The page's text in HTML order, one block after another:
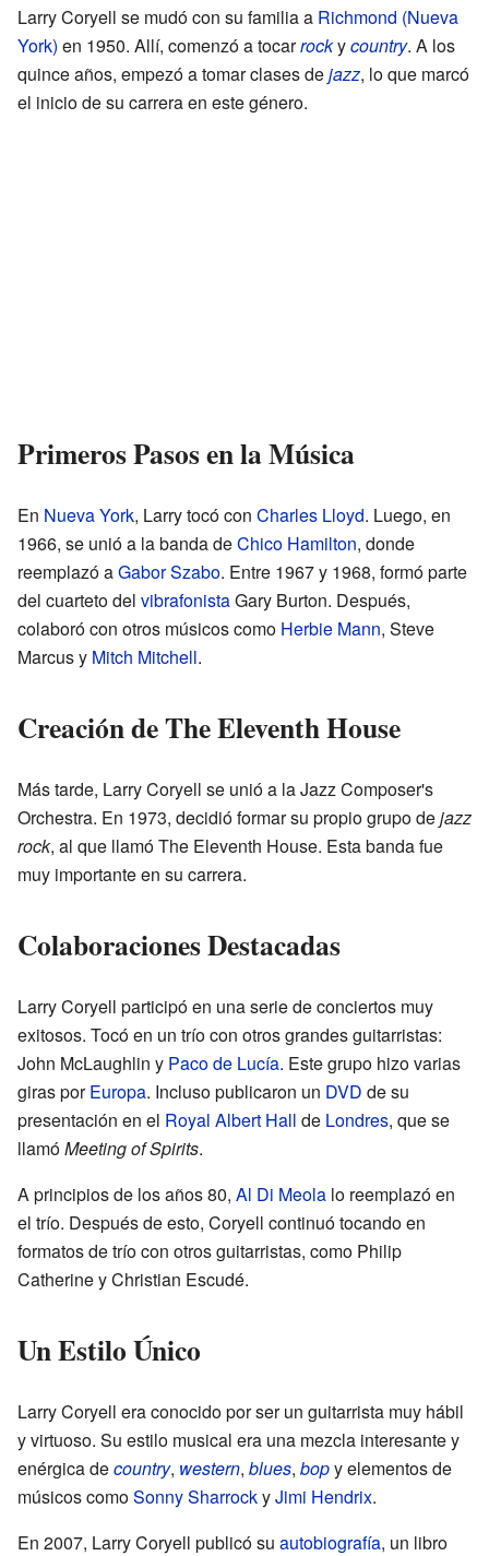
Larry Coryell se mudó con su familia a Richmond (Nueva
York) en 1950. Allí, comenzó a tocarrockycountry. A los
quince años, empezó a tomar clases dejazz, lo que marcó
el inicio de su carrera en este género.
Primeros Pasos en la Música
En Nueva York, Larry tocó con Charles Lloyd. Luego, en
1966, se unió a la banda deChico Hamilton, donde
reemplazó aGabor Szabo. Entre 1967 y 1968, formó parte
del cuarteto del vibrafonistaGary Burton. Después,
colaboró con otros músicos como Herbie Mann, Steve
Marcus y Mitch Mitchell.
Creación de The Eleventh House
Más tarde, Larry Coryell se unió a la Jazz Composer's
Orchestra. En 1973, decidió formar su propio grupo dejazz
rock, al que llamó The Eleventh House. Esta banda fue
muy importante en su carrera.
Colaboraciones Destacadas
Larry Coryell participó en una serie de conciertos muy
exitosos. Tocó en un trío con otros grandes guitarristas:
John McLaughlin y Paco de Lucía. Este grupo hizo varias
giras porEuropa. Incluso publicaron un DVD de su
presentación en el Royal Albert Hall de Londres, que se
llamóMeeting of Spirits.
A principios de los años 80, Al Di Meola lo reemplazó en
el trío. Después de esto, Coryell continuó tocando en
formatos de trío con otros guitarristas, como Philip
Catherine y Christian Escudé.
Un Estilo Único
Larry Coryell era conocido por ser un guitarrista muy hábil
y virtuoso. Su estilo musical era una mezcla interesante y
enérgica decountry, western, blues, bopy elementos de
músicos comoSonny SharrockyJimi Hendrix.
En 2007, Larry Coryell publicó su autobiografía, un libro